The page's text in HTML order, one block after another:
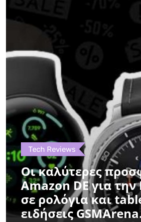
Tech Reviews
Οι καλύτερες
Amazon DE για
σε ρολόγια και
ειδήσεις